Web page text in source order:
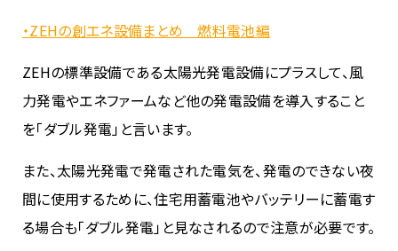
・ZEHの創エネ設備まとめ 燃料電池編
ZEHの標準設備である太陽光発電設備にプラスして、風
力発電やエネファームなど他の発電設備を導入すること
を「ダブル発電」と言います。
また、太陽光発電で発電された電気を、発電のできない夜
間に使用するために、住宅用蓄電池やバッテリーに蓄電す
る場合も「ダブル発電」と見なされるので注意が必要です。